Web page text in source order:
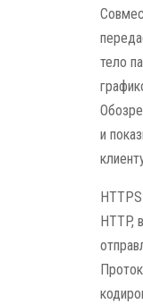
тело
и
HTTP,